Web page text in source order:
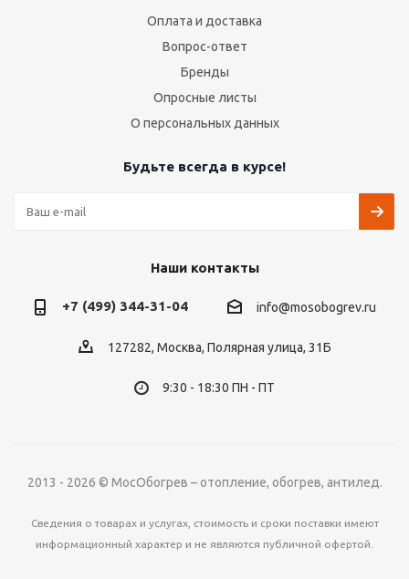
Оплата и доставка
Вопрос-ответ
Бренды
Опросные листы
О персональных данных
Будьте всегда в курсе!
Наши контакты
+7 (499) 344-31-04 info@mosobogrev.ru
127282, Москва, Полярная улица, 31Б
9:30 - 18:30 ПН - ПТ
2013 - 2026 © МосОбогрев – отопление, обогрев, антилед.
Сведения о товарах и услугах, стоимость и сроки поставки имеют
информационный характер и не являются публичной офертой.